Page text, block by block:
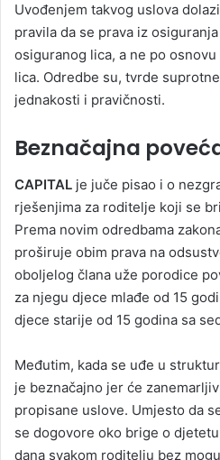
Uvođenjem takvog uslova
pravila da se prava iz
osiguranog lica, a ne po
lica. Odredbe su, tvrde
jednakosti i pravičnosti.
Beznačajna
CAPITAL je juče pisao i o
rješenjima za roditelje koji se
Prema novim odredbama
proširuje obim prava na
oboljelog člana uže porodice
za njegu djece mlađe od 15
djece starije od 15 godina sa
Međutim, kada se uđe u
je beznačajno jer će
propisane uslove. Umjesto da
se dogovore oko brige o
dana svakom roditelju bez